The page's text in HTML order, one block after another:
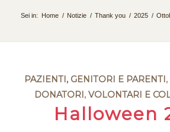
Sei in: Home / Notizie / Thank you / 2025 /
PAZIENTI, GENITORI E PARENTI,
DONATORI, VOLONTARI E
Halloween